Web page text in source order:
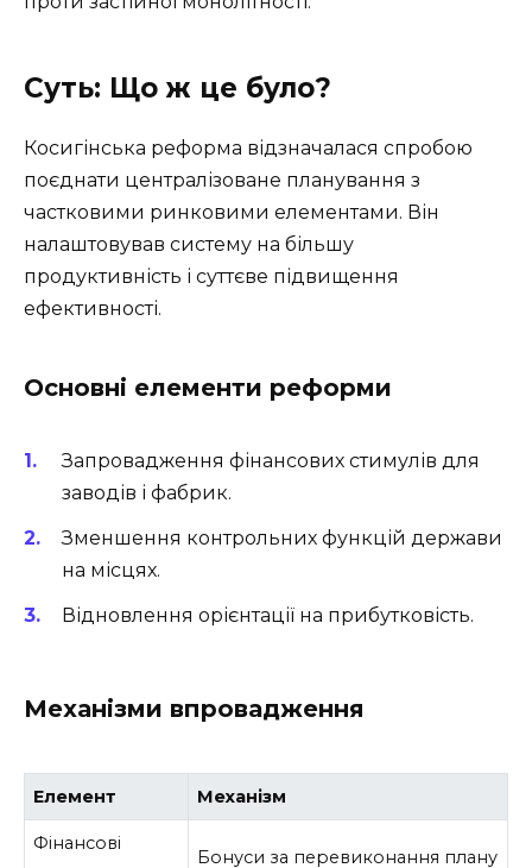
Суть: Що ж це було?
Косигінська реформа відзначалася спробою
поєднати централізоване планування з
частковими ринковими елементами. Він
налаштовував систему на більшу
продуктивність і суттєве підвищення
ефективності.
Основні елементи реформи
Запровадження фінансових стимулів для
заводів і фабрик.
Зменшення контрольних функцій держави
на місцях.
Відновлення орієнтації на прибутковість.
Механізми впровадження
Елемент Механізм
Фінансові
Бонуси за перевиконання плану